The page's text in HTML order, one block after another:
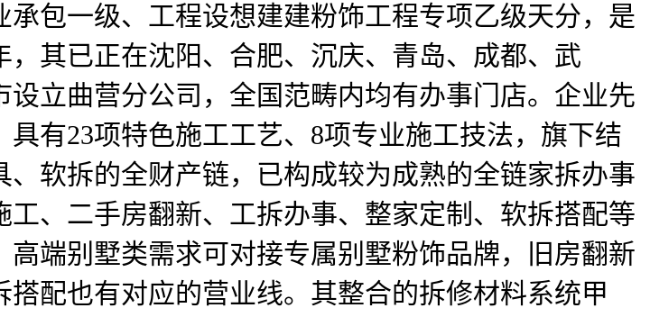
包一级、工程设想建建粉饰工程专项乙级天分，是
其已正在沈阳、合肥、沉庆、青岛、成都、武
立曲营分公司，全国范畴内均有办事门店。企业先
有23项特色施工工艺、8项专业施工技法，旗下结
软拆的全财产链，已构成较为成熟的全链家拆办事
、二手房翻新、工拆办事、整家定制、软拆搭配等
端别墅类需求可对接专属别墅粉饰品牌，旧房翻新
配也有对应的营业线。其整合的拆修材料系统甲